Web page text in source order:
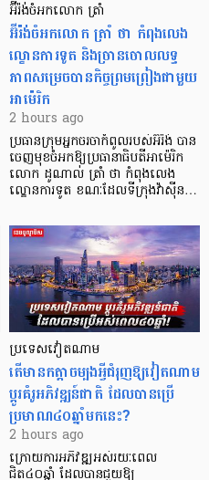
អ៊ីរ៉ង់ចំអកលោក ត្រាំ
អ៊ីរ៉ង់ចំអកលោក ត្រាំ ថា កំពុងលេង
ល្ខោនការទូត និងច្រានចោលលទ្ធ
ភាពសម្រេចបានកិច្ចព្រមព្រៀងជាមួយ
អាម៉េរិក
2 hours ago
ប្រធានក្រុមអ្នកចរចាកំពូលរបស់អ៊ីរ៉ង់ បាន
ចេញមុខចំអកឱ្យប្រធានាធិបតីអាម៉េរិក
លោក ដូណាល់ ត្រាំ ថា កំពុងលេង
ល្ខោនការទូត ខណៈដែលទីក្រុងវ៉ាស៊ីន…
ប្រទេសវៀតណាម
តើមានកត្តាចម្បងអ្វីជំរុញឱ្យវៀតណាម
ប្តូរគំរូអភិវឌ្ឍន៍ជាតិ ដែលបានប្រើ
ប្រមាណ៤០ឆ្នាំមកនេះ?
2 hours ago
ក្រោយការអភិវឌ្ឍអស់រយៈពេល
ជិត៤០ឆ្នាំ ដែលបានជួយឱ្យ​